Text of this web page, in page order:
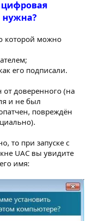
цифровая
которой можно
его подписали.
от доверенного (на
и не был
повреждён
то при запуске с
UAC вы увидите
имя: